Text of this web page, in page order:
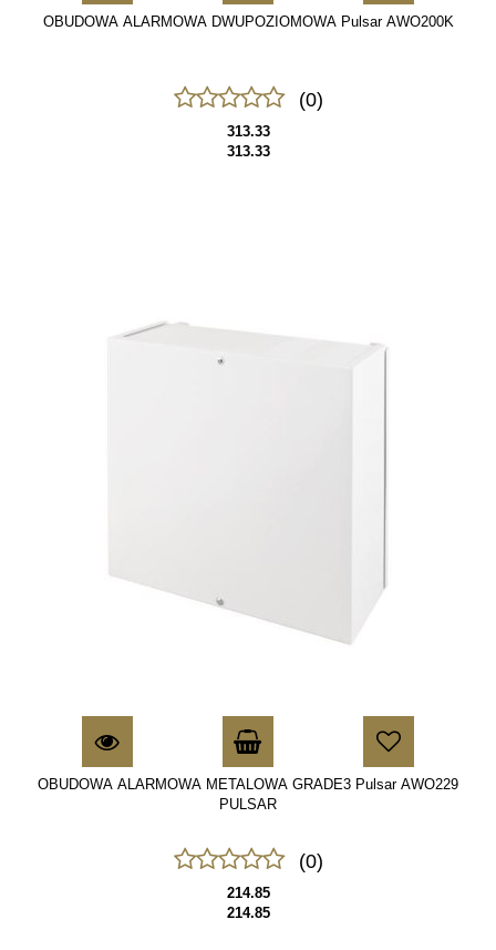
OBUDOWA ALARMOWA DWUPOZIOMOWA Pulsar AWO200K
(0)
313.33
313.33
OBUDOWA ALARMOWA METALOWA GRADE3 Pulsar AWO229
PULSAR
(0)
214.85
214.85